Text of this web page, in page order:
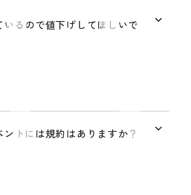
るので値下げしてほしいで
トには規約はありますか？